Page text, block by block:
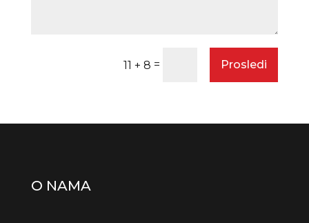
11 + 8 = Prosledi
O NAMA